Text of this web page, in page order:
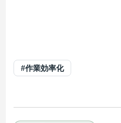
#作業効率化